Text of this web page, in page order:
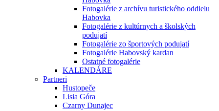
Fotogalérie z archívu turistického oddielu
Habovka
Fotogalérie z kultúrnych a školských
podujatí
Fotogalérie zo športových podujatí
Fotogalérie Habovský kardan
Ostatné fotogalérie
KALENDÁRE
Partneri
Hustopeče
Lisia Góra
Czarny Dunajec